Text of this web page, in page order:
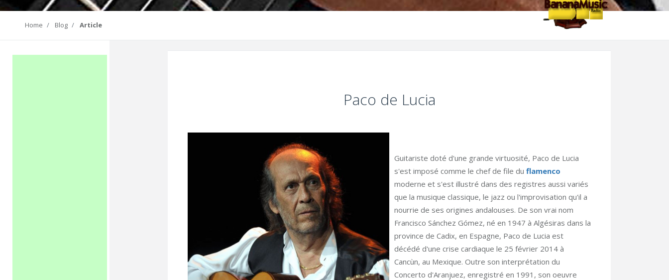
Home Blog Article
Paco de Lucia
Guitariste doté d'une grande virtuosité, Paco de Lucia
s'est imposé comme le chef de file du flamenco
moderne et s'est illustré dans des registres aussi variés
que la musique classique, le jazz ou l'improvisation qu'il a
nourrie de ses origines andalouses. De son vrai nom
Francisco Sánchez Gómez, né en 1947 à Algésiras dans la
province de Cadix, en Espagne, Paco de Lucia est
décédé d'une crise cardiaque le 25 février 2014 à
Cancùn, au Mexique. Outre son interprétation du
Concerto d'Aranjuez, enregistré en 1991, son oeuvre